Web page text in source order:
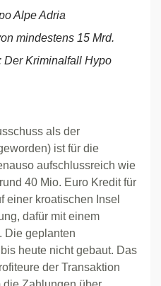
Alpe Adria
mindestens 15 Mrd.
Der Kriminalfall Hypo
als der
ist für die
aufschlussreich wie
40 Mio. Euro Kredit für
einer kroatischen Insel
dafür mit einem
Die geplanten
heute nicht gebaut. Das
der Transaktion